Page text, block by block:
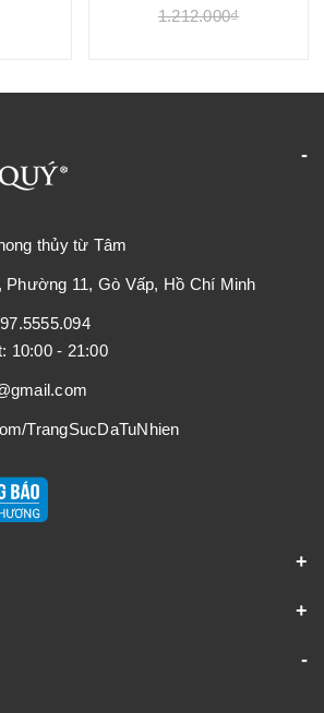
1.212.000₫
thủy từ Tâm
11, Gò Vấp, Hồ Chí Minh
10:00 - 21:00
TrangSucDaTuNhien